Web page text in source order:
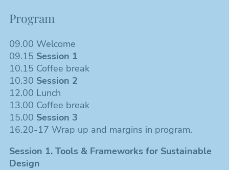
Program
09.00 Welcome
09.15 Session 1
10.15 Coffee break
10.30 Session 2
12.00 Lunch
13.00 Coffee break
15.00 Session 3
16.20-17 Wrap up and margins in program.
Session 1. Tools & Frameworks for Sustainable
Design